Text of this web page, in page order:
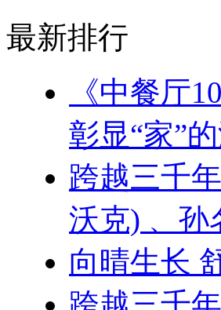
最新排行
《中餐厅
彰显“家”
跨越三千
沃克) 、孙
向晴生长